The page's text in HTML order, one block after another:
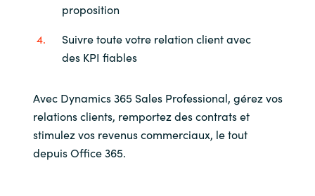
Romania
Serbia
proposition
Suivre toute votre relation client avec
des KPI fiables
Avec Dynamics 365 Sales Professional, gérez vos
relations clients, remportez des contrats et
stimulez vos revenus commerciaux, le tout
depuis Office 365.